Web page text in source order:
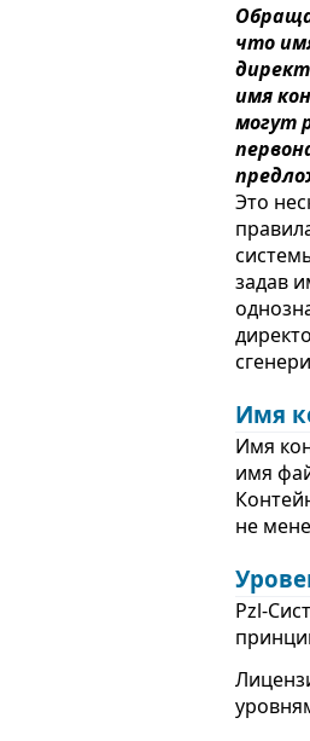
что
имя
могут
Это
задав
Имя
Имя
имя
не
Pzl-